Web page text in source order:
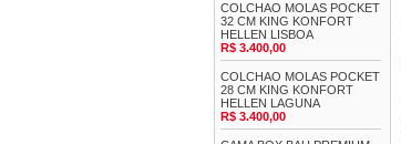
COLCHAO MOLAS POCKET
32 CM KING KONFORT
HELLEN LISBOA
R$ 3.400,00
COLCHAO MOLAS POCKET
28 CM KING KONFORT
HELLEN LAGUNA
R$ 3.400,00